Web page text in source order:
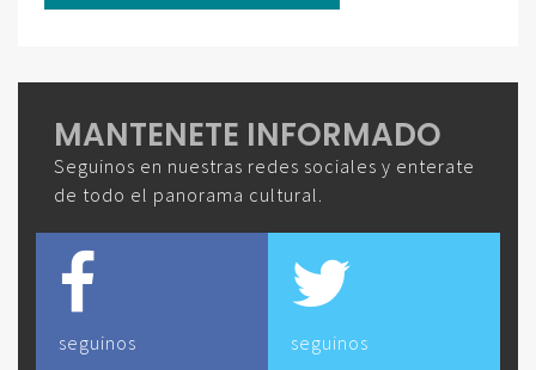
MANTENETE INFORMADO
Seguinos en nuestras redes sociales y enterate
de todo el panorama cultural.
seguinos seguinos